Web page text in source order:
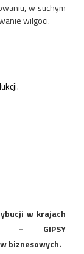
w suchym
wilgoci.
w krajach
– GIPSY
biznesowych.